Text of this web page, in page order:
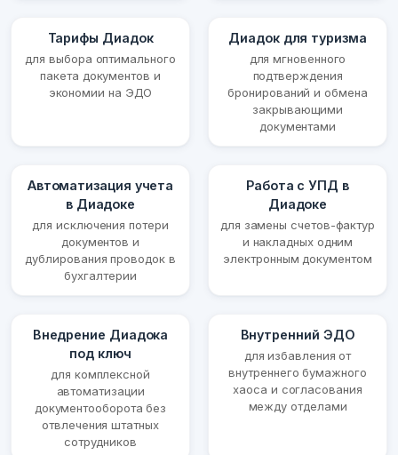
Тарифы Диадок
для выбора оптимального
пакета документов и
экономии на ЭДО
Диадок для туризма
для мгновенного
подтверждения
бронирований и обмена
закрывающими
документами
Автоматизация учета
в Диадоке
для исключения потери
документов и
дублирования проводок в
бухгалтерии
Работа с УПД в
Диадоке
для замены счетов-фактур
и накладных одним
электронным документом
Внедрение Диадока
под ключ
для комплексной
автоматизации
документооборота без
отвлечения штатных
сотрудников
Внутренний ЭДО
для избавления от
внутреннего бумажного
хаоса и согласования
между отделами